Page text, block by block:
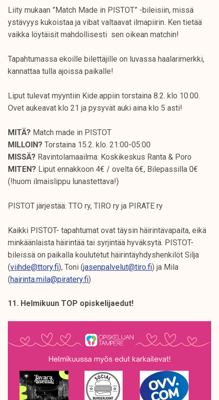
Liity mukaan ”Match Made in PISTOT” -bileisiin, missä
ystävyys kukoistaa ja vibat valtaavat ilmapiirin. Ken tietää
vaikka löytäisit mahdollisesti sen oikean matchin!
Tapahtumassa ekoille bilettäjille on luvassa haalarimerkki,
kannattaa tulla ajoissa paikalle!
Liput tulevat myyntiin Kide.appiin torstaina 8.2. klo 10.00.
Ovet aukeavat klo 21 ja pysyvät auki aina klo 5 asti!
MITÄ? Match made in PISTOT
MILLOIN? Torstaina 15.2. klo. 21:00-05:00
MISSÄ? Ravintolamaailma: Koskikeskus Ranta & Poro
MITEN? Liput ennakkoon 4€ / ovelta 6€, Bilepassilla 0€
(!huom ilmaislippu lunastettava!)
PISTOT järjestää: TTO ry, TIRO ry ja PIRATE ry
Kaikki PISTOT- tapahtumat ovat täysin häirintävapaita, eikä
minkäänlaista häirintää tai syrjintää hyväksytä. PISTOT-
bileissä on paikalla koulutetut häirintäyhdyshenkilöt Silja
(viihde@ttory.fi), Toni (jasenpalvelut@tiro.fi) ja Mila
(hairinta.mila@piratery.fi)
11. Helmikuun TOP opiskelijaedut!